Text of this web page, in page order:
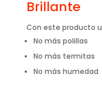
Brillante
Con este producto
No más polillas
No más termitas
No más humedad